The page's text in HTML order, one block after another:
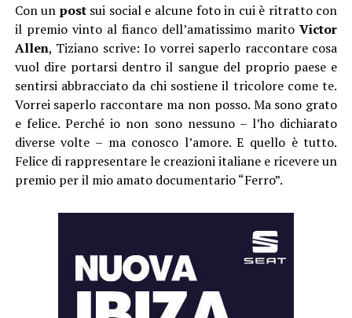
Con un postsui social e alcune foto in cui è ritratto con
il premio vinto al fianco dell’amatissimo maritoVictor
Allen, Tiziano scrive: Io vorrei saperlo raccontare cosa
vuol dire portarsi dentro il sangue del proprio paese e
sentirsi abbracciato da chi sostiene il tricolore come te.
Vorrei saperlo raccontare ma non posso. Ma sono grato
e felice. Perché io non sono nessuno – l’ho dichiarato
diverse volte – ma conosco l’amore. E quello è tutto.
Felice di rappresentare le creazioni italiane e ricevere un
premio per il mio amato documentario “Ferro”.